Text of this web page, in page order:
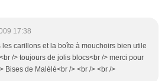
17:38
les carillons et la boîte à mouchoirs bien utile
/> toujours de jolis blocs<br /> merci pour
Bises de Malélé<br /> <br /> <br />